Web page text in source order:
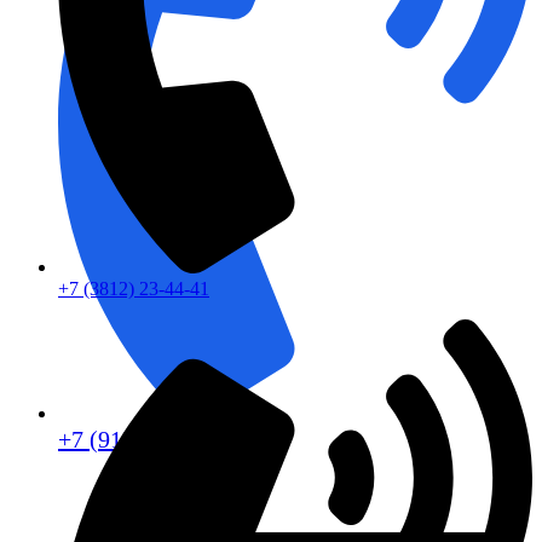
+7 (913) 672-49-54
+7 (3812) 23-44-41